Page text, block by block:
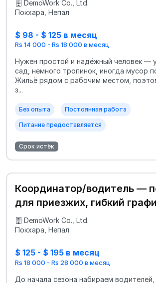
DemoWork Co., Ltd.
Покхара, Непал
$ 98 - $ 125 в месяц
Rs 14 000 - Rs 18 000 в месяц
Нужен простой и надёжный человек —
сад, немного тропинок, иногда мусор
Жильё рядом с рабочим местом,
з...
Без опыта Постоянная работа
Питание предоставляется
Срок истёк
Координатор/водитель —
для приезжих, гибкий
DemoWork Co., Ltd.
Покхара, Непал
$ 125 - $ 195 в месяц
Rs 18 000 - Rs 28 000 в месяц
До начала сезона набираем